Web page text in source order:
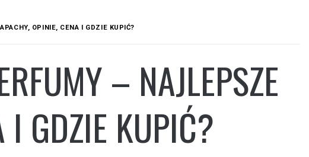
OPINIE, CENA I GDZIE KUPIĆ?
– NAJLEPSZE
I GDZIE KUPIĆ?